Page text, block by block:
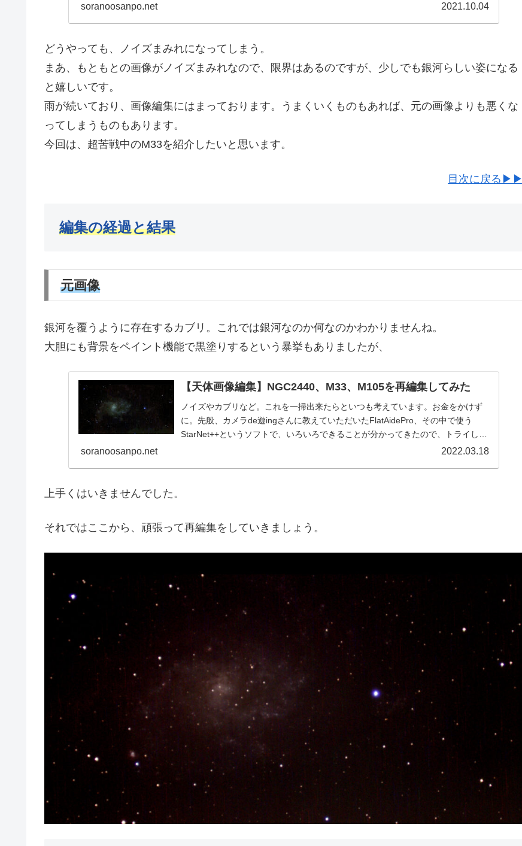
soranoosanpo.net 2021.10.04
どうやっても、ノイズまみれになってしまう。
まあ、もともとの画像がノイズまみれなので、限界はあるのですが、少しでも銀河らしい姿になる
と嬉しいです。
雨が続いており、画像編集にはまっております。うまくいくものもあれば、元の画像よりも悪くな
ってしまうものもあります。
今回は、超苦戦中のM33を紹介したいと思います。
目次に戻る▶▶
編集の経過と結果
元画像
銀河を覆うように存在するカブリ。これでは銀河なのか何なのかわかりませんね。
大胆にも背景をペイント機能で黒塗りするという暴挙もありましたが、
【天体画像編集】NGC2440、M33、M105を再編集してみた
ノイズやカブリなど。これを一掃出来たらといつも考えています。お金をかけず
に。先般、カメラde遊ingさんに教えていただいたFlatAidePro、その中で使う
StarNet++というソフトで、いろいろできることが分かってきたので、トライして
soranoosanpo.net 2022.03.18
上手くはいきませんでした。
それではここから、頑張って再編集をしていきましょう。